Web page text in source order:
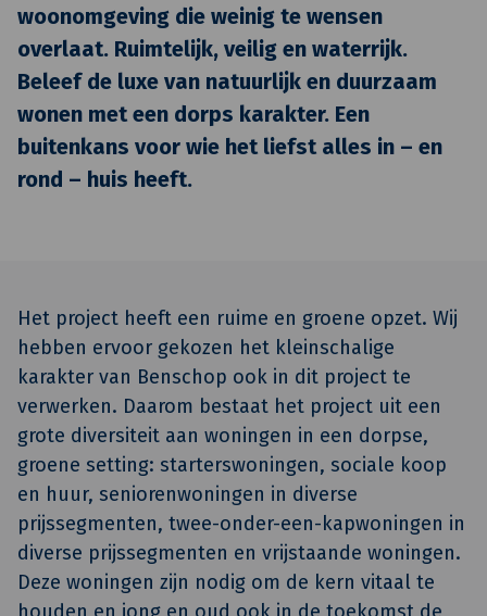
woonomgeving die weinig te wensen
overlaat. Ruimtelijk, veilig en waterrijk.
Beleef de luxe van natuurlijk en duurzaam
wonen met een dorps karakter. Een
buitenkans voor wie het liefst alles in – en
rond – huis heeft.
Het project heeft een ruime en groene opzet. Wij
hebben ervoor gekozen het kleinschalige
karakter van Benschop ook in dit project te
verwerken. Daarom bestaat het project uit een
grote diversiteit aan woningen in een dorpse,
groene setting: starterswoningen, sociale koop
en huur, seniorenwoningen in diverse
prijssegmenten, twee-onder-een-kapwoningen in
diverse prijssegmenten en vrijstaande woningen.
Deze woningen zijn nodig om de kern vitaal te